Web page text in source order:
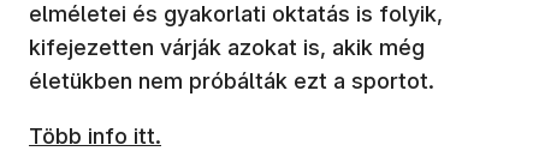
elméletei és gyakorlati oktatás is folyik,
kifejezetten várják azokat is, akik még
életükben nem próbálták ezt a sportot.
Több info itt.